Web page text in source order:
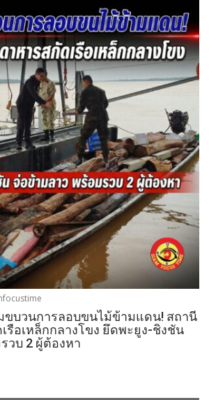
ขบวนการลอบขนไม้ข้ามแดน! สถานี
รือเหล็กกลางโขง ยึดพะยูง-ชิงชัน
วบ 2 ผู้ต้องหา